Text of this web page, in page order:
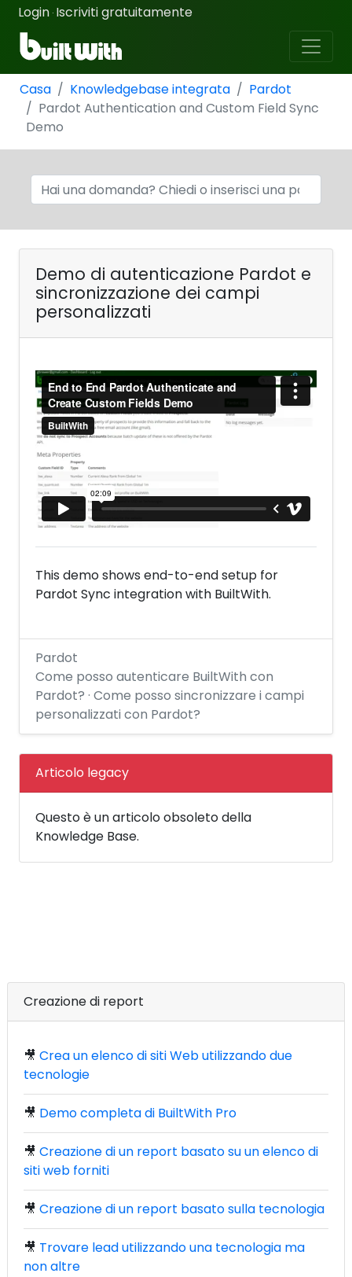
Login · Iscriviti gratuitamente
Casa Knowledgebase integrata
Pardot
Pardot Authentication and Custom Field Sync
Demo
Demo di autenticazione Pardot e
sincronizzazione dei campi
personalizzati
This demo shows end-to-end setup for
Pardot Sync integration with BuiltWith.
Pardot
Come posso autenticare BuiltWith con
Pardot? · Come posso sincronizzare i campi
personalizzati con Pardot?
Articolo legacy
Questo è un articolo obsoleto della
Knowledge Base.
Creazione di report
🎥 Crea un elenco di siti Web utilizzando due
tecnologie
🎥 Demo completa di BuiltWith Pro
🎥 Creazione di un report basato su un elenco di
siti web forniti
🎥 Creazione di un report basato sulla tecnologia
🎥 Trovare lead utilizzando una tecnologia ma
non altre